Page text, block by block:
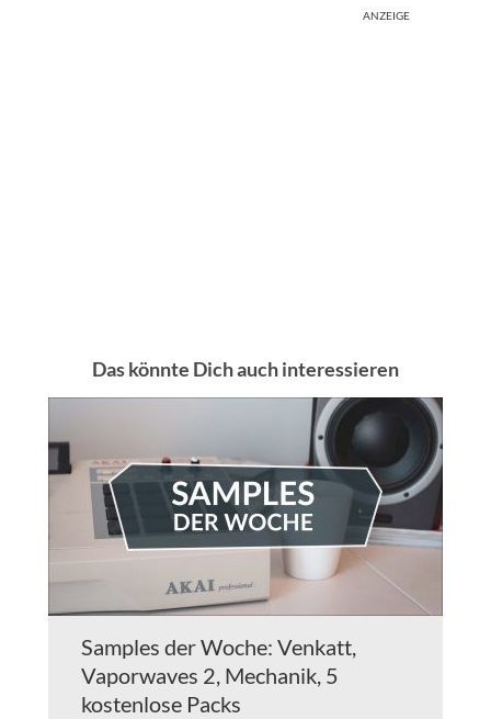
ANZEIGE
Das könnte Dich auch interessieren
Samples der Woche: Venkatt,
Vaporwaves 2, Mechanik, 5
kostenlose Packs